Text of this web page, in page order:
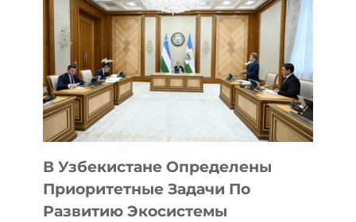
В Узбекистане Определены
Приоритетные Задачи По
Развитию Экосистемы